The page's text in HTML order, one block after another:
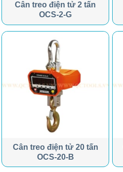
Cân treo điện tử 2 tấn
OCS-2-G
Cân treo điện tử 20 tấn
OCS-20-B